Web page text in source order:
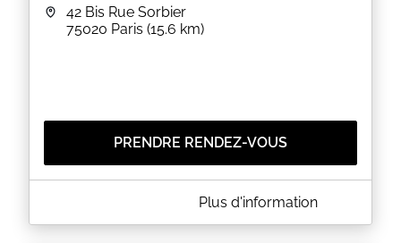
42 Bis Rue Sorbier
75020 Paris (15.6 km)
PRENDRE RENDEZ-VOUS
A PROPOS DE LA CHAMADE
Isabelle vous propose des épilations à la cire
Plus d'information